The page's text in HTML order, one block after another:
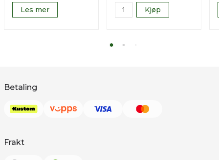
Les mer Kjøp
Betaling
Frakt